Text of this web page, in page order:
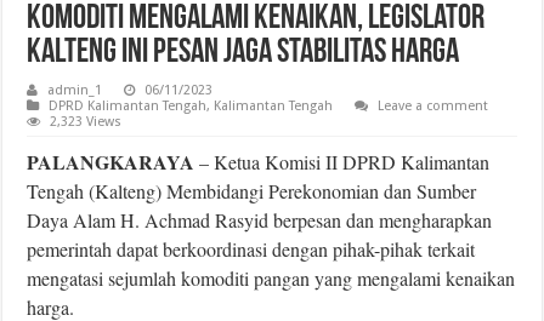
Komoditi Mengalami Kenaikan, Legislator
Kalteng ini Pesan Jaga Stabilitas Harga
admin_1
06/11/2023
DPRD Kalimantan Tengah, Kalimantan Tengah
Leave a comment
2,323 Views
PALANGKARAYA – Ketua Komisi II DPRD Kalimantan
Tengah (Kalteng) Membidangi Perekonomian dan Sumber
Daya Alam H. Achmad Rasyid berpesan dan mengharapkan
pemerintah dapat berkoordinasi dengan pihak-pihak terkait
mengatasi sejumlah komoditi pangan yang mengalami kenaikan
harga.